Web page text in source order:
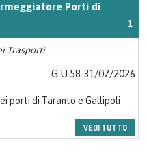
Porti di
1
Trasporti
G.U.58 31/07/2026
porti di Taranto e Gallipoli
VEDI TUTTO